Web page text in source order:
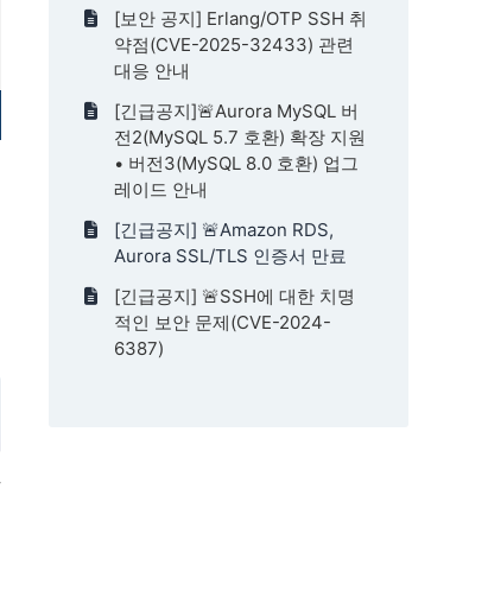
[보안 공지] Erlang/OTP SSH 취
약점(CVE-2025-32433) 관련
대응 안내
[긴급공지]🚨Aurora MySQL 버
전2(MySQL 5.7 호환) 확장 지원
• 버전3(MySQL 8.0 호환) 업그
레이드 안내
[긴급공지] 🚨Amazon RDS,
Aurora SSL/TLS 인증서 만료
[긴급공지] 🚨SSH에 대한 치명
적인 보안 문제(CVE-2024-
6387)